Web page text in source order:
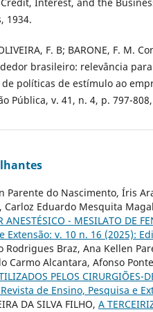
1934.
F. B; BARONE, F. M.
brasileiro: relevância
políticas de estímulo ao
Pública, v. 41, n. 4, p. 797-
Parente do Nascimento, Íris
Carloz Eduardo Mesquita
ANESTÉSICO - MESILATO DE
Extensão: v. 10 n. 16 (2025):
Rodrigues Braz, Ana Kellen
Carmo Alcantara, Afonso
PELOS
de Ensino, Pesquisa e
DA SILVA FILHO, A